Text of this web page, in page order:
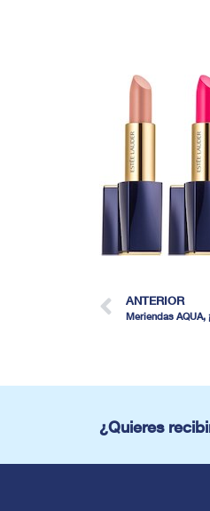
ANTERIOR
Meriendas
¿Quieres